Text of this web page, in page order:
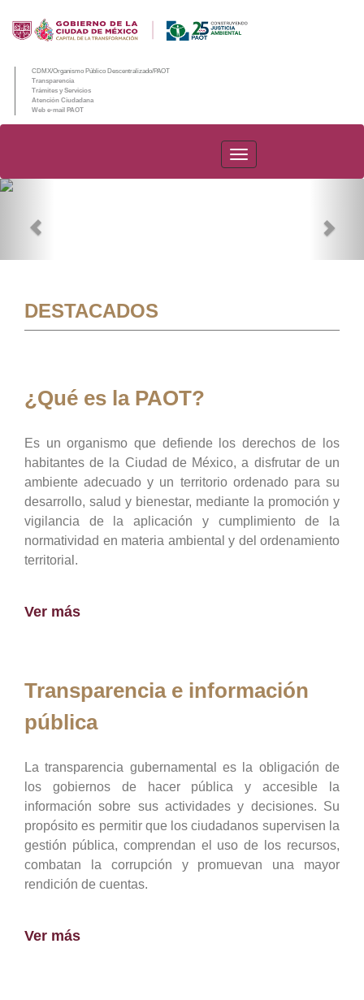
CDMX/Organismo Público Descentralizado/PAOT
Transparencia
Trámites y Servicios
Atención Ciudadana
Web e-mail PAOT
PAOT
DESTACADOS
¿Qué es la PAOT?
Es un organismo que defiende los derechos de los
habitantes de la Ciudad de México, a disfrutar de un
ambiente adecuado y un territorio ordenado para su
desarrollo, salud y bienestar, mediante la promoción y
vigilancia de la aplicación y cumplimiento de la
normatividad en materia ambiental y del ordenamiento
territorial.
Ver más
Transparencia e información
pública
La transparencia gubernamental es la obligación de
los gobiernos de hacer pública y accesible la
información sobre sus actividades y decisiones. Su
propósito es permitir que los ciudadanos supervisen la
gestión pública, comprendan el uso de los recursos,
combatan la corrupción y promuevan una mayor
rendición de cuentas.
Ver más